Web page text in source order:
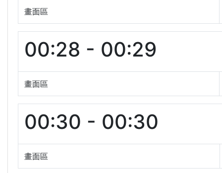
畫面區
00:28 - 00:29
畫面區
00:30 - 00:30
畫面區